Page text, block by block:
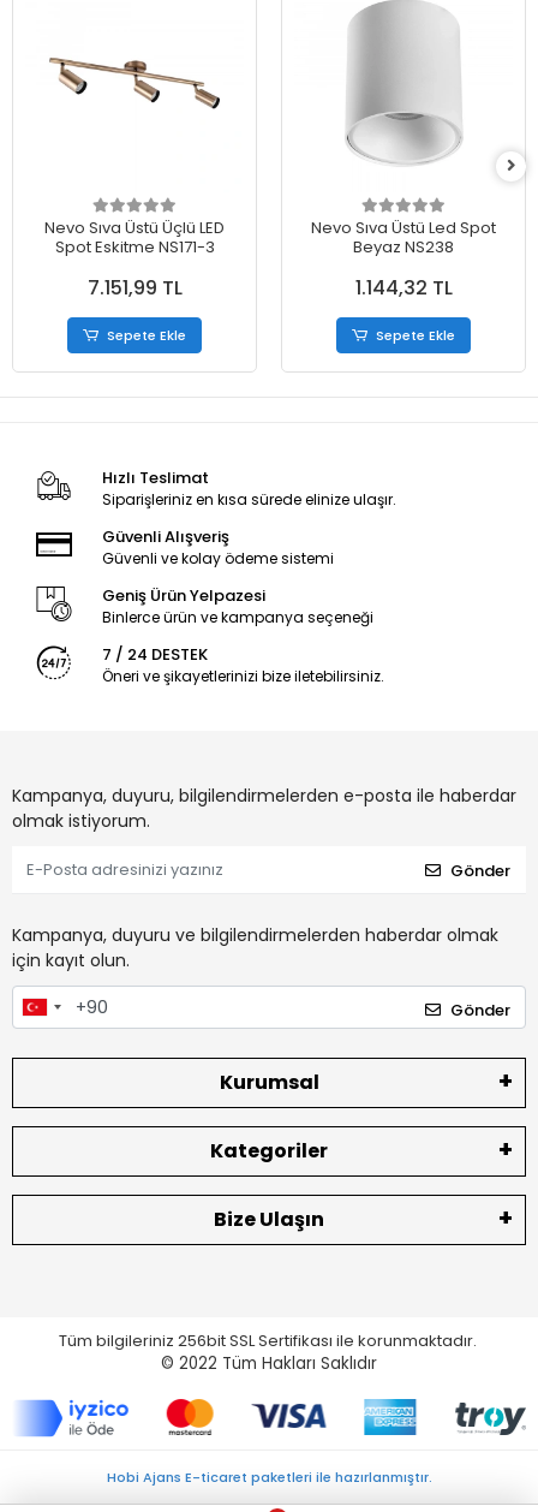
Nevo Sıva Üstü Üçlü LED
Spot Eskitme NS171-3
7.151,99 TL
Sepete Ekle
Nevo Sıva Üstü Led Spot
Beyaz NS238
1.144,32 TL
Sepete Ekle
Hızlı Teslimat
Siparişleriniz en kısa sürede elinize ulaşır.
Güvenli Alışveriş
Güvenli ve kolay ödeme sistemi
Geniş Ürün Yelpazesi
Binlerce ürün ve kampanya seçeneği
7 / 24 DESTEK
Öneri ve şikayetlerinizi bize iletebilirsiniz.
Kampanya, duyuru, bilgilendirmelerden e-posta ile haberdar
olmak istiyorum.
Gönder
Kampanya, duyuru ve bilgilendirmelerden haberdar olmak
için kayıt olun.
Gönder
Kurumsal
Kategoriler
Bize Ulaşın
Tüm bilgileriniz 256bit SSL Sertifikası ile korunmaktadır.
© 2022 Tüm Hakları Saklıdır
Hobi Ajans E-ticaret paketleri ile hazırlanmıştır.